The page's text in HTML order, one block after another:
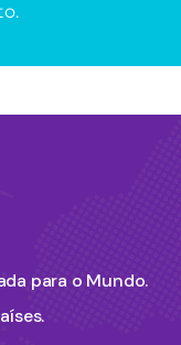
para o Mundo.